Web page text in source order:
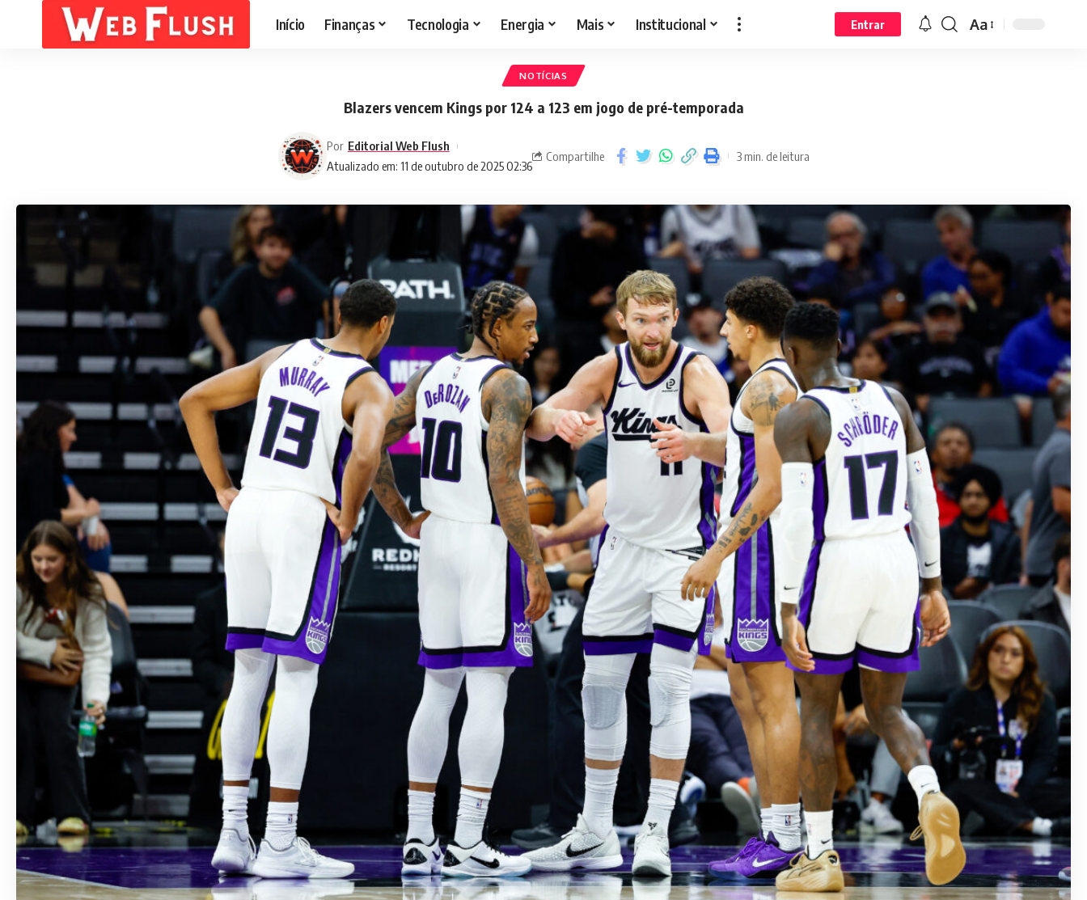
Início Finanças Tecnologia Energia Mais Institucional Entrar Aa
NOTÍCIAS
Blazers vencem Kings por 124 a 123 em jogo de pré-temporada
Atualizado em: 11 de outubro de 2025 02:36
Por Editorial Web Flush
Compartilhe 3 min. de leitura